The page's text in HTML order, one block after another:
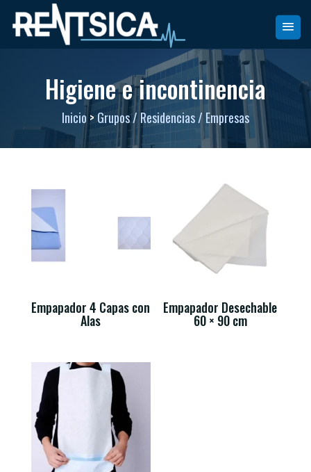
Higiene e incontinencia
Inicio> Grupos / Residencias / Empresas
Empapador 4 Capas con
Alas
Empapador Desechable
60 × 90 cm